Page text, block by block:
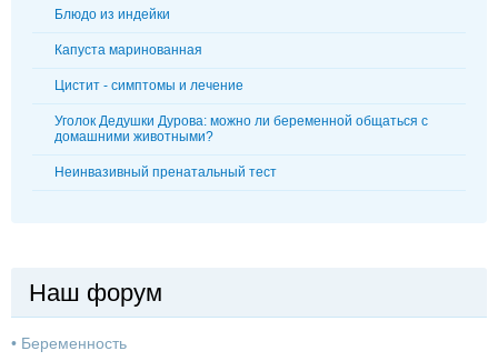
Блюдо из индейки
Капуста маринованная
Цистит - симптомы и лечение
Уголок Дедушки Дурова: можно ли беременной общаться с
домашними животными?
Неинвазивный пренатальный тест
Наш форум
• Беременность